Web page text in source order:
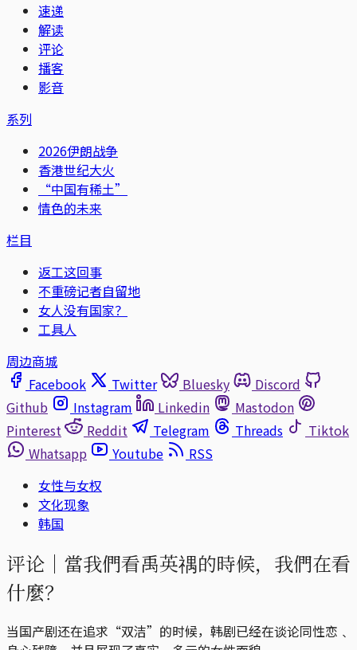
速递
解读
评论
播客
影音
系列
2026伊朗战争
香港世纪大火
“中国有稀土”
情色的未来
栏目
返工这回事
不重磅记者自留地
女人没有国家？
工具人
周边商城
Facebook
Twitter Bluesky
Discord
Github
Instagram Linkedin
Mastodon
Pinterest
Reddit Telegram Threads
Tiktok
Whatsapp
Youtube
RSS
女性与女权
文化现象
韩国
评论｜ ​​當我們看禹英禑的時候，我們在看
什麼？
当国产剧还在追求“双洁”的时候，韩剧已经在谈论同性恋﹑